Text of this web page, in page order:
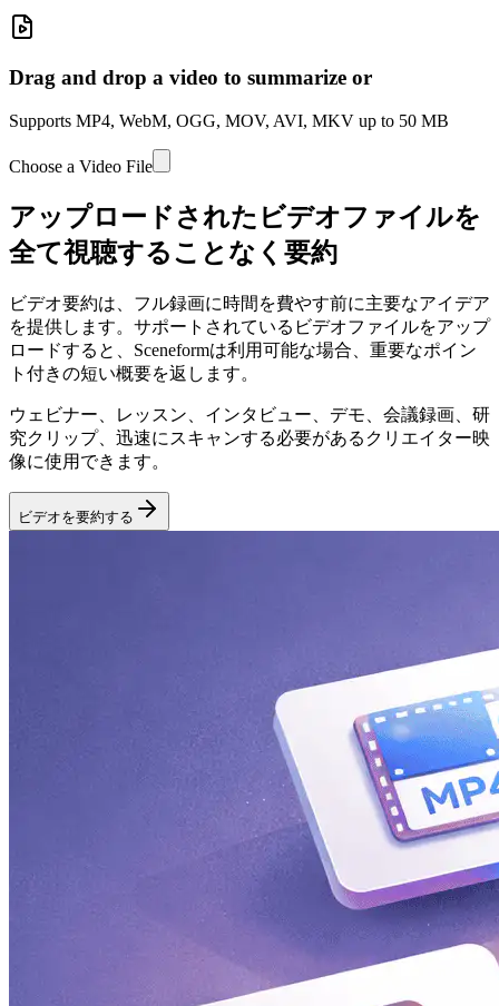
Drag and drop a video to summarize or
Supports MP4, WebM, OGG, MOV, AVI, MKV up to 50 MB
Choose a Video File
アップロードされたビデオファイルを
全て視聴することなく要約
ビデオ要約は、フル録画に時間を費やす前に主要なアイデア
を提供します。サポートされているビデオファイルをアップ
ロードすると、Sceneformは利用可能な場合、重要なポイン
ト付きの短い概要を返します。
ウェビナー、レッスン、インタビュー、デモ、会議録画、研
究クリップ、迅速にスキャンする必要があるクリエイター映
像に使用できます。
ビデオを要約する